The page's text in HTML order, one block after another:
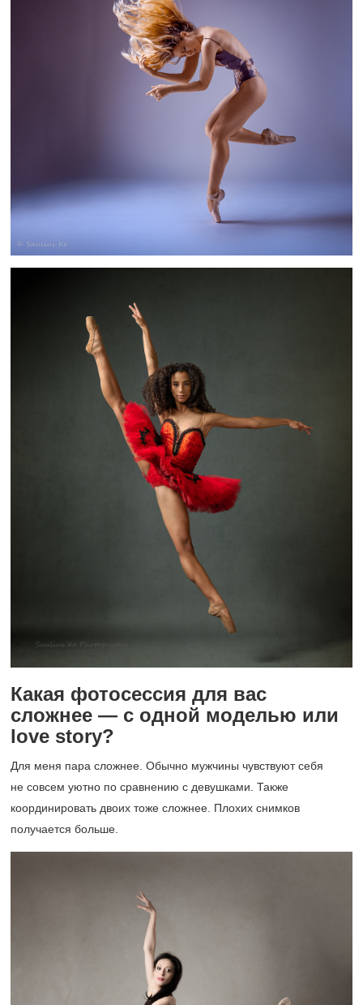
Какая фотосессия для вас
сложнее — с одной моделью или
love story?
Для меня пара сложнее. Обычно мужчины чувствуют себя
не совсем уютно по сравнению с девушками. Также
координировать двоих тоже сложнее. Плохих снимков
получается больше.